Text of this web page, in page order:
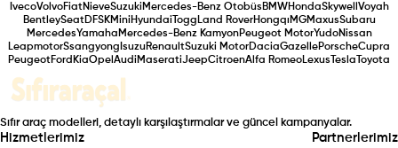
IvecoVolvoFiatNieveSuzuki Mercedes-Benz Otobüs BMWHondaSkywell Voyah
BentleySeatDFSKMini Hyundai Togg Land RoverHongqı MGMaxusSubaru
MercedesYamaha Mercedes-Benz KamyonPeugeot MotorYudoNissan
LeapmotorSsangyong IsuzuRenaultSuzuki MotorDaciaGazellePorscheCupra
PeugeotFord KiaOpel Audi MaseratiJeepCitroenAlfa RomeoLexus Tesla Toyota
Sıfır araç modelleri, detaylı karşılaştırmalar ve güncel kampanyalar.
Hizmetlerimiz Partnerlerimiz